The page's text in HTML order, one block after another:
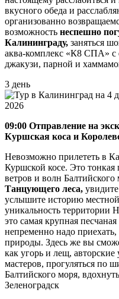
вкусного обеда и
организованно
возможность неспешно
Калининграду, заняться
аква-комплекс «К8 СПА»
джакузи, парной и
3 день
09:00 Отправление на
Куршская коса и
Невозможно прилететь в
Куршской косе. Это тонкая
ветров и волн
Танцующего леса,
услышите историю
уникальность территории
это самая крупная
непременно надо
природы. Здесь же вы
как угорь и лещ,
мастеров, прогуляться по
Балтийского моря,
Зеленоградск